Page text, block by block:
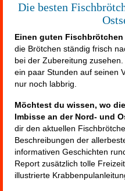
Die besten
Einen guten
die Brötchen ständig frisch
bei der Zubereitung
ein paar Stunden auf seinen
nur noch labbrig.
Möchtest du wissen, wo
Imbisse an der Nord- und
dir den aktuellen
Beschreibungen der
informativen Geschichten
Report zusätzlich tolle
illustrierte